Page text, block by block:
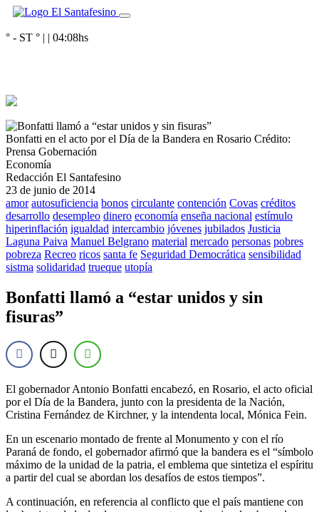
° - ST ° | | 04:08hs
Bonfatti en el acto por el Día de la Bandera en Rosario Crédito:
Prensa Gobernación
Economía
Redacción El Santafesino
23 de junio de 2014
amor autosuficiencia bonos circulante contención Covas créditos
desarrollo desempleo dinero economía enseña nacional estímulo
hiperinflación igualdad intercambio jóvenes jubilados Justicia
Laguna Paiva Manuel Belgrano material mercado personas pobres
pobreza Recreo ricos santa fe Seguridad Democrática sensibilidad
sistma solidaridad trueque utopía
Bonfatti llamó a “estar unidos y sin
fisuras”
El gobernador Antonio Bonfatti encabezó, en Rosario, el acto oficial
por el Día de la Bandera, junto con la presidenta de la Nación,
Cristina Fernández de Kirchner, y la intendenta local, Mónica Fein.
En un escenario montado de frente al Monumento y con el río
Paraná de fondo, el gobernador afirmó que la bandera es el “símbolo
máximo de la unidad de la patria, el emblema que sintetiza el espíritu
a partir del cual se abordan los desafíos de estos tiempos”.
A continuación, en referencia al conflicto que el país mantiene con